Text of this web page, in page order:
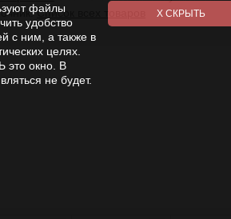
Список всех товаров
файлы
удобство
с ним, а также в
целях.
окно. В
не будет.